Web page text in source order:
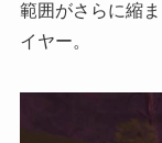
範囲がさらに縮
イヤー。